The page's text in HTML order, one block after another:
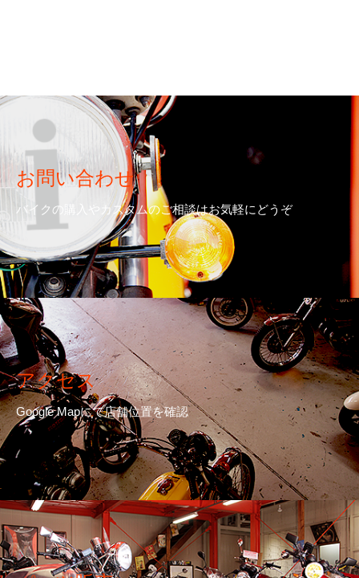
お問い合わせ
バイクの購入やカスタムのご相談はお気軽にどうぞ
アクセス
Google Mapにて店舗位置を確認